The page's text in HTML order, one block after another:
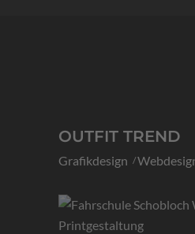
OUTFIT TREND
Grafikdesign